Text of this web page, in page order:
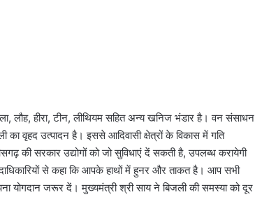
लौह, हीरा, टीन, लीथियम सहित अन्य खनिज भंडार है। वन संसाधन
वृहद उत्पादन है। इससे आदिवासी क्षेत्रों के विकास में गति
की सरकार उद्योगों को जो सुविधाएं दें सकती है, उपलब्ध करायेगी
से कहा कि आपके हाथों में हुनर और ताकत है। आप सभी
योगदान जरूर दें। मुख्यमंत्री श्री साय ने बिजली की समस्या को दूर